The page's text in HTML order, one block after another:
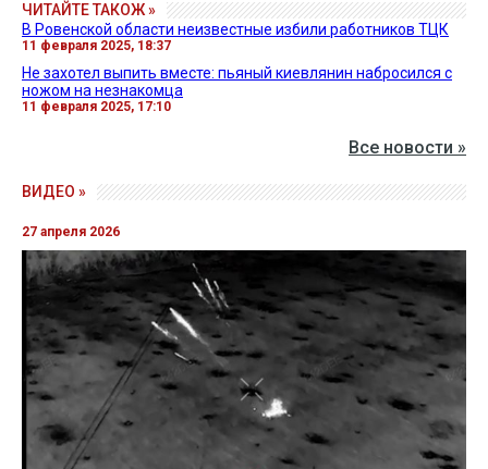
ЧИТАЙТЕ ТАКОЖ »
В Ровенской области неизвестные избили работников ТЦК
11 февраля 2025, 18:37
Не захотел выпить вместе: пьяный киевлянин набросился с
ножом на незнакомца
11 февраля 2025, 17:10
Все новости »
ВИДЕО »
27 апреля 2026